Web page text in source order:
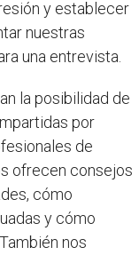
y establecer
nuestras
una entrevista.
la posibilidad de
por
de
ofrecen consejos
cómo
y cómo
nos